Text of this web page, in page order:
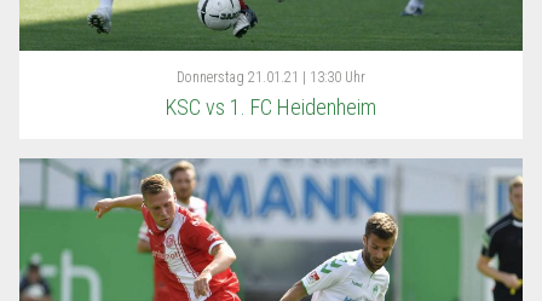
Donnerstag 21.01.21 | 13:30 Uhr
KSC vs 1. FC Heidenheim